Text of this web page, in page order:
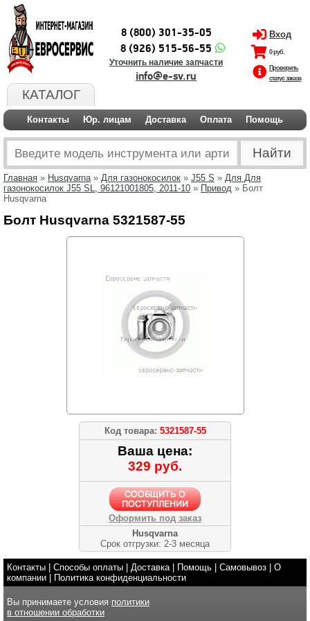
КАТАЛОГ
8 (800) 301-35-05
8 (926) 515-56-55
Уточнить наличие запчасти
info@e-sv.ru
Вход
0 руб.
Проверить
статус заказа
Контакты Юр. лицам Доставка Оплата Помощь
Главная » Husqvarna» Для газонокосилок » J55 S » Для Для
газонокосилок J55 SL, 96121001805, 2011-10 » Привод » Болт
Husqvarna
Болт Husqvarna 5321587-55
Код товара: 5321587-55
Ваша цена:
329 руб.
Оформить под заказ
Husqvarna
Срок отгрузки: 2-3 месяца
Контакты Способы оплаты Доставка| Помощь Самовывоз
О
компании
Политика конфиденциальности
Вы принимаете условия политики
в отношении обработки